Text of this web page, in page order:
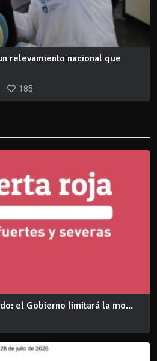
relevamiento nacional que
185
el Gobierno limitará la mo...